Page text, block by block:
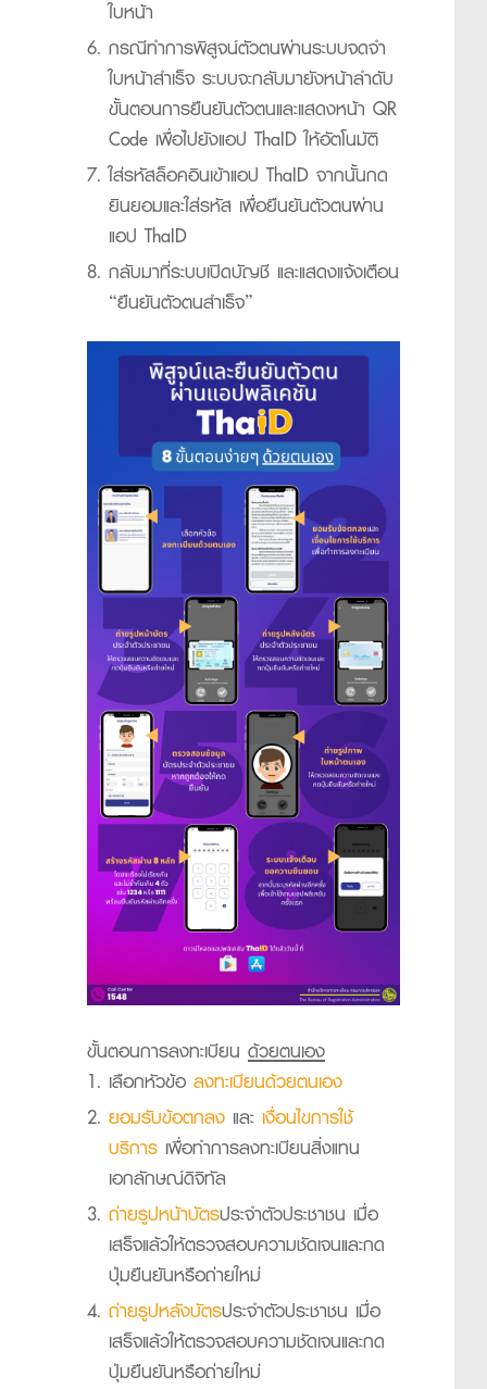
ใบหน้า
กรณีทำการพิสูจน์ตัวตนผ่านระบบจดจำ
ใบหน้าสำเร็จ ระบบจะกลับมายังหน้าลำดับ
ขั้นตอนการยืนยันตัวตนและแสดงหน้า QR
Code เพื่อไปยังแอป ThaID ให้อัตโนมัติ
ใส่รหัสล็อคอินเข้าแอป ThaID จากนั้นกด
ยินยอมและใส่รหัส เพื่อยืนยันตัวตนผ่าน
แอป ThaID
กลับมาที่ระบบเปิดบัญชี และแสดงแจ้งเตือน
“ยืนยันตัวตนสำเร็จ”
ขั้นตอนการลงทะเบียน ด้วยตนเอง
เลือกหัวข้อ ลงทะเบียนด้วยตนเอง
ยอมรับข้อตกลง และ เงื่อนไขการใช้
บริการ เพื่อทำการลงทะเบียนสิ่งแทน
เอกลักษณ์ดิจิทัล
ถ่ายรูปหน้าบัตรประจำตัวประชาชน เมื่อ
เสร็จแล้วให้ตรวจสอบความชัดเจนและกด
ปุ่มยืนยันหรือถ่ายใหม่
ถ่ายรูปหลังบัตรประจำตัวประชาชน เมื่อ
เสร็จแล้วให้ตรวจสอบความชัดเจนและกด
ปุ่มยืนยันหรือถ่ายใหม่